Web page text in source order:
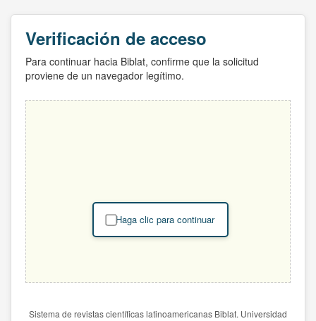
Verificación de acceso
Para continuar hacia Biblat, confirme que la solicitud
proviene de un navegador legítimo.
Haga clic para continuar
Sistema de revistas científicas latinoamericanas Biblat. Universidad